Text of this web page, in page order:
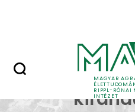
MAGYAR
RIPPL-RÓNAI
INTÉZET
Pozsonyi